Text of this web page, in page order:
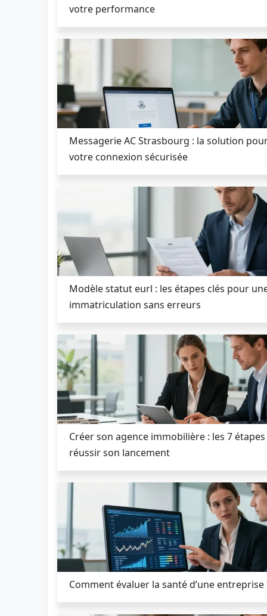
votre performance
Messagerie AC Strasbourg : la solution
votre connexion sécurisée
Modèle statut eurl : les étapes clés pour
immatriculation sans erreurs
Créer son agence immobilière : les 7
réussir son lancement
Comment évaluer la santé d’une entreprise